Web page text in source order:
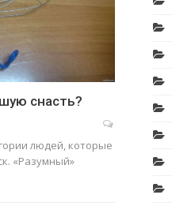
снасть?
людей, которые
«Разумный»